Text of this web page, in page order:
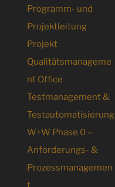
Programm- und
Projektleitung
Projekt
Qualitätsmanageme
nt Office
Testmanagement &
Testautomatisierung
W+W Phase 0 –
Anforderungs- &
Prozessmanagemen